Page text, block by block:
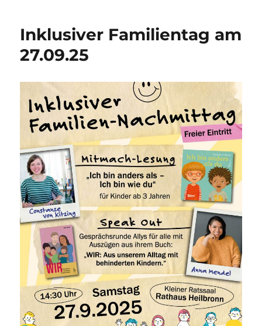
wieder
Inklusiver Familientag am
27.09.25